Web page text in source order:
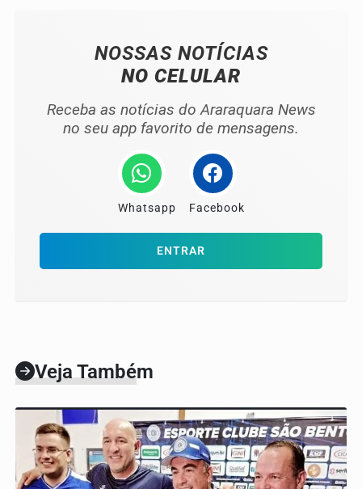
NOSSAS NOTÍCIAS
NO CELULAR
Receba as notícias do Araraquara News
no seu app favorito de mensagens.
Whatsapp Facebook
ENTRAR
Veja Também